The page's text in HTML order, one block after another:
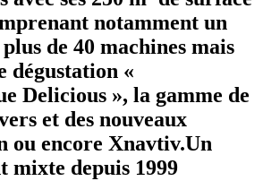
notamment un
de 40 machines mais
dégustation «
Delicious », la gamme de
et des nouveaux
ou encore Xnavtiv.Un
mixte depuis 1999